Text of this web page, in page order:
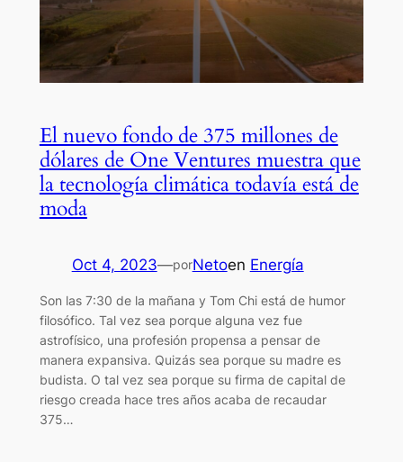
El nuevo fondo de 375 millones de
dólares de One Ventures muestra que
la tecnología climática todavía está de
moda
Oct 4, 2023—porNetoen Energía
Son las 7:30 de la mañana y Tom Chi está de humor
filosófico. Tal vez sea porque alguna vez fue
astrofísico, una profesión propensa a pensar de
manera expansiva. Quizás sea porque su madre es
budista. O tal vez sea porque su firma de capital de
riesgo creada hace tres años acaba de recaudar
375…